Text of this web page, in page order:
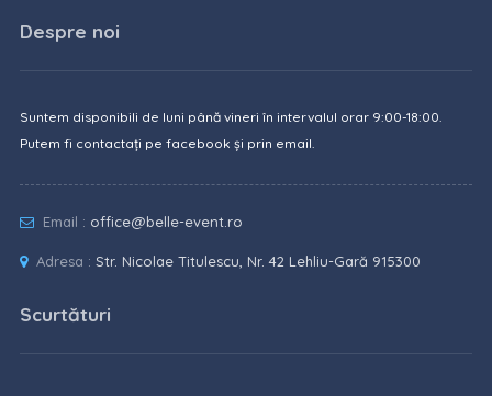
Despre noi
Suntem disponibili de luni până vineri în intervalul orar 9:00-18:00.
Putem fi contactați pe facebook și prin email.
Email : office@belle-event.ro
Adresa : Str. Nicolae Titulescu, Nr. 42 Lehliu-Gară 915300
Scurtături